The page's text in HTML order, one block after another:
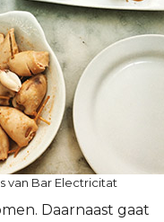
van Bar Electricitat
Daarnaast gaat